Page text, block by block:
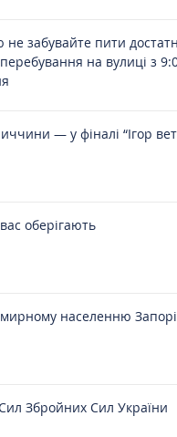
не забувайте пити
на вулиці з
— у фіналі “Ігор
оберігають
населенню
Збройних Сил України